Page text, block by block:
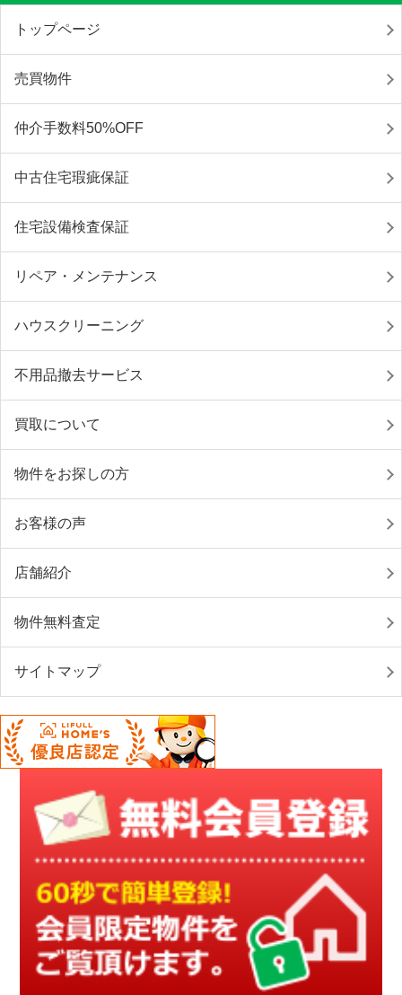
トップページ
売買物件
仲介手数料50%OFF
中古住宅瑕疵保証
住宅設備検査保証
リペア・メンテナンス
ハウスクリーニング
不用品撤去サービス
買取について
物件をお探しの方
お客様の声
店舗紹介
物件無料査定
サイトマップ